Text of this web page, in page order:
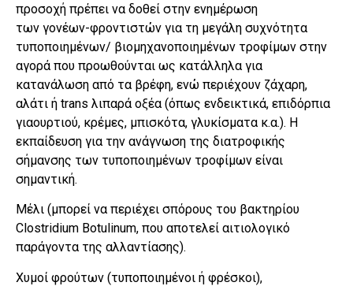
προσοχή πρέπει να δοθεί στην ενημέρωση
των γονέων-φροντιστών για τη μεγάλη συχνότητα
τυποποιημένων/ βιομηχανοποιημένων τροφίμων στην
αγορά που προωθούνται ως κατάλληλα για
κατανάλωση από τα βρέφη, ενώ περιέχουν ζάχαρη,
αλάτι ή trans λιπαρά οξέα (όπως ενδεικτικά, επιδόρπια
γιαουρτιού, κρέμες, μπισκότα, γλυκίσματα κ.α.). Η
εκπαίδευση για την ανάγνωση της διατροφικής
σήμανσης των τυποποιημένων τροφίμων είναι
σημαντική.
Μέλι (μπορεί να περιέχει σπόρους του βακτηρίου
Clostridium Botulinum, που αποτελεί αιτιολογικό
παράγοντα της αλλαντίασης).
Χυμοί φρούτων (τυποποιημένοι ή φρέσκοι),